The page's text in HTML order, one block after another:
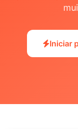
Iniciar